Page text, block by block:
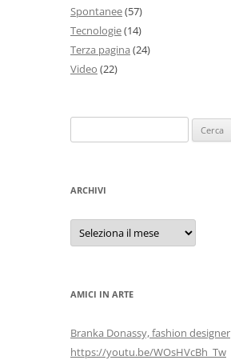
Spontanee(57)
Tecnologie(14)
Terza pagina (24)
Video (22)
per:
ARCHIVI
Archivi
AMICI IN ARTE
Branka Donassy, fashion designer
https://youtu.be/WOsHVcBh_Tw